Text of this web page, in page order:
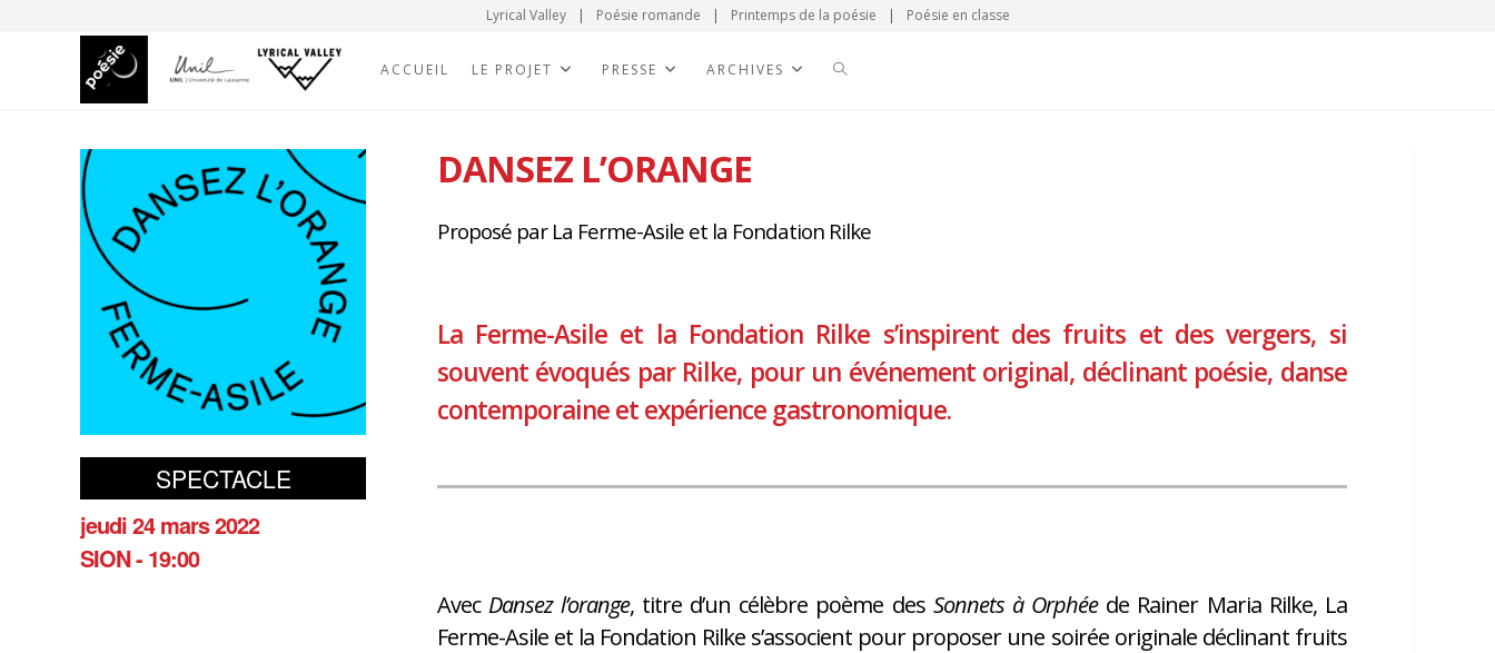
Lyrical Valley | Poésie romande | Printemps de la poésie | Poésie en classe
ACCUEIL LE PROJET PRESSE ARCHIVES
SPECTACLE
jeudi 24 mars 2022
SION - 19:00
DANSEZ L’ORANGE
Proposé par La Ferme-Asile et la Fondation Rilke
La Ferme-Asile et la Fondation Rilke s’inspirent des fruits et des vergers, si
souvent évoqués par Rilke, pour un événement original, déclinant poésie, danse
contemporaine et expérience gastronomique.
Avec Dansez l’orange, titre d’un célèbre poème des Sonnets à Orphéede Rainer Maria Rilke, La
Ferme-Asile et la Fondation Rilke s’associent pour proposer une soirée originale déclinant fruits